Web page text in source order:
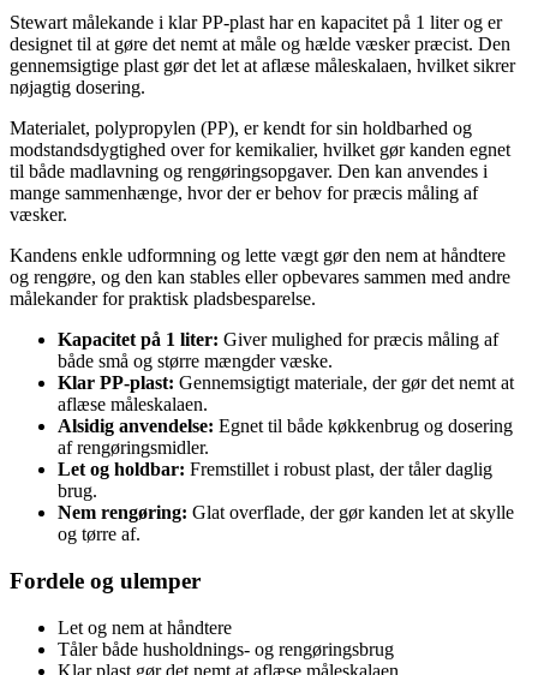
Stewart målekande i klar PP-plast har en kapacitet på 1 liter og er
designet til at gøre det nemt at måle og hælde væsker præcist. Den
gennemsigtige plast gør det let at aflæse måleskalaen, hvilket sikrer
nøjagtig dosering.
Materialet, polypropylen (PP), er kendt for sin holdbarhed og
modstandsdygtighed over for kemikalier, hvilket gør kanden egnet
til både madlavning og rengøringsopgaver. Den kan anvendes i
mange sammenhænge, hvor der er behov for præcis måling af
væsker.
Kandens enkle udformning og lette vægt gør den nem at håndtere
og rengøre, og den kan stables eller opbevares sammen med andre
målekander for praktisk pladsbesparelse.
Kapacitet på 1 liter: Giver mulighed for præcis måling af
både små og større mængder væske.
Klar PP-plast: Gennemsigtigt materiale, der gør det nemt at
aflæse måleskalaen.
Alsidig anvendelse: Egnet til både køkkenbrug og dosering
af rengøringsmidler.
Let og holdbar: Fremstillet i robust plast, der tåler daglig
brug.
Nem rengøring: Glat overflade, der gør kanden let at skylle
og tørre af.
Fordele og ulemper
Let og nem at håndtere
Tåler både husholdnings- og rengøringsbrug
Klar plast gør det nemt at aflæse måleskalaen